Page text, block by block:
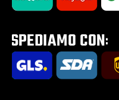
Portabici per auto